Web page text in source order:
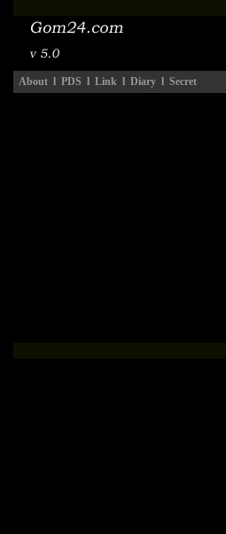
About l PDS l Link l Diary l Secret